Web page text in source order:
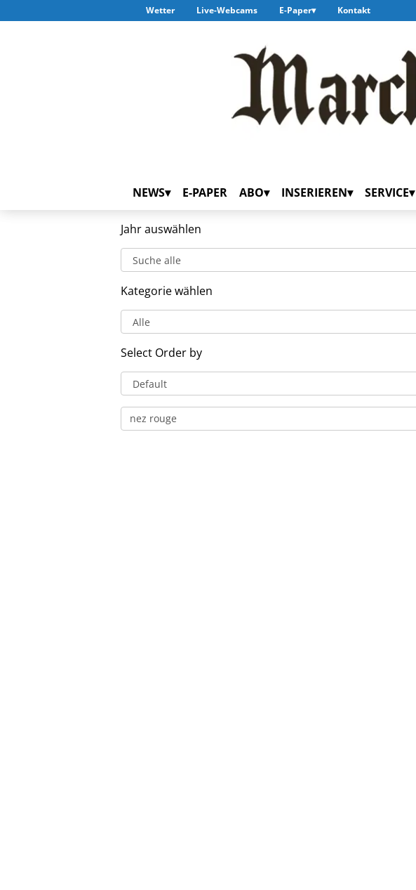
Wetter Live-Webcams E-Paper Kontakt
NEWS E-PAPER ABO INSERIEREN SERVICE
Jahr auswählen
Kategorie wählen
Select Order by